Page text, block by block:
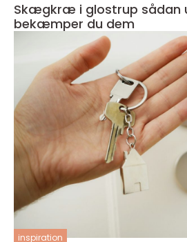
Skægkræ i glostrup sådan undgår og
bekæmper du dem
inspiration